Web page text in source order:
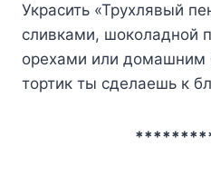
Украсить «Трухлявый
сливками, шоколадной
орехами или домашним
тортик ты сделаешь к